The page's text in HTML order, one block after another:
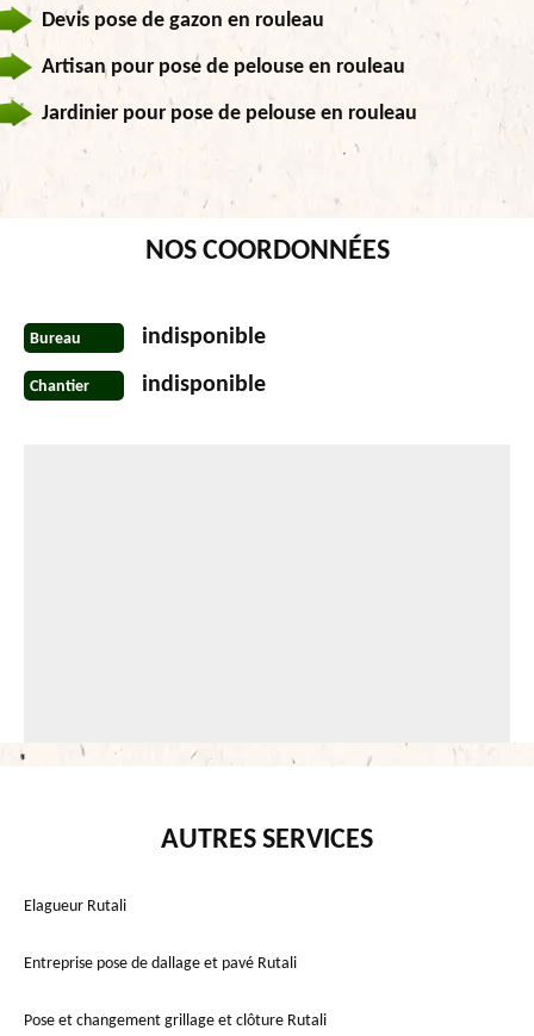
Devis pose de gazon en rouleau
Artisan pour pose de pelouse en rouleau
Jardinier pour pose de pelouse en rouleau
NOS COORDONNÉES
Bureau indisponible
Chantier indisponible
AUTRES SERVICES
Elagueur Rutali
Entreprise pose de dallage et pavé Rutali
Pose et changement grillage et clôture Rutali